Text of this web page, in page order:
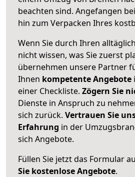
beachten sind. Angefangen
hin zum Verpacken Ihres
Wenn Sie durch Ihren
nicht wissen, was Sie zuerst
übernehmen unsere Partner
Ihnen kompetente Angebote
einer Checkliste. Zögern Sie
Dienste in Anspruch zu
sich zurück. Vertrauen Sie
Erfahrung in der
sich Angebote.
Füllen Sie jetzt das Formular
Sie kostenlose Angebote.